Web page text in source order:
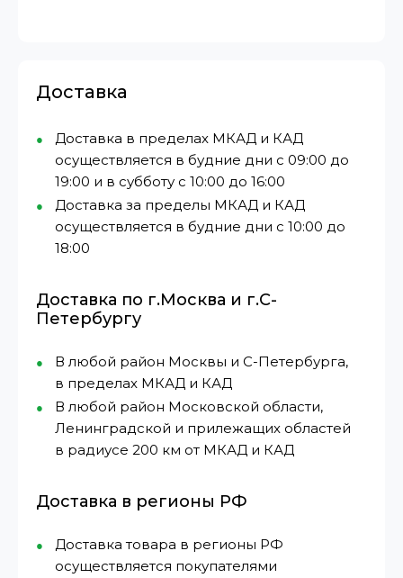
Доставка
Доставка в пределах МКАД и КАД
осуществляется в будние дни с 09:00 до
19:00 и в субботу с 10:00 до 16:00
Доставка за пределы МКАД и КАД
осуществляется в будние дни с 10:00 до
18:00
Доставка по г.Москва и г.С-
Петербургу
В любой район Москвы и С-Петербурга,
в пределах МКАД и КАД
В любой район Московской области,
Ленинградской и прилежащих областей
в радиусе 200 км от МКАД и КАД
Доставка в регионы РФ
Доставка товара в регионы РФ
осуществляется покупателями